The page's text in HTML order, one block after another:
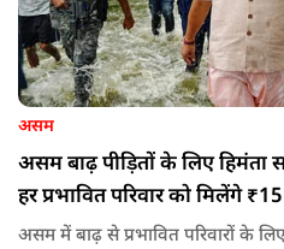
असम
असम बाढ़ पीड़ितों के लिए हिमंता
हर प्रभावित परिवार को मिलेंगे
असम में बाढ़ से प्रभावित परिवारों के लिए के मुख्यमंत्री हिमंता बिस्वा